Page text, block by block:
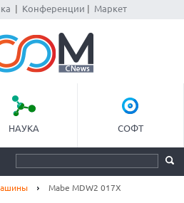
Конференции Маркет
НАУКА СОФТ
Mabe MDW2 017X